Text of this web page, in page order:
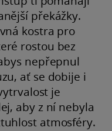
překážky.
kostra pro
rostou bez
nepřepnul
ať se dobije i
je
aby z ní nebyla
atmosféry.